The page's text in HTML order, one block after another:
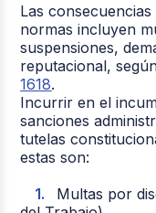
Las
normas incluyen
suspensiones,
reputacional,
1618.
Incurrir en el
sanciones
tutelas
estas son:
Multas por